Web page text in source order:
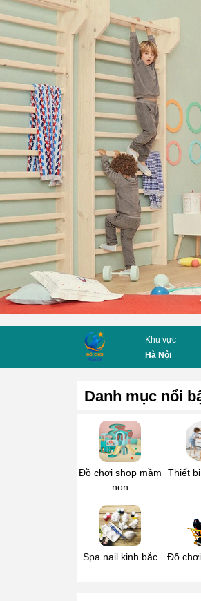
Khu vực
Hà Nội
Danh mục nổi
Đồ chơi shop mầm
non
Thiết
Spa nail kinh bắc Đồ